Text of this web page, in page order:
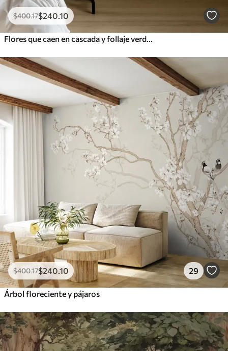
$400.17$240 .10
$400.17$240.10 29
Árbol floreciente y pájaros